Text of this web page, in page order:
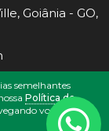
semelhantes
Política de
você
Goiânia - GO,